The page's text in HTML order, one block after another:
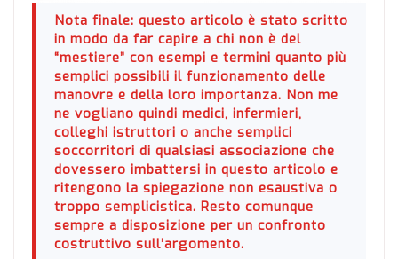
Nota finale: questo articolo è stato scritto
in modo da far capire a chi non è del
“mestiere” con esempi e termini quanto più
semplici possibili il funzionamento delle
manovre e della loro importanza. Non me
ne vogliano quindi medici, infermieri,
colleghi istruttori o anche semplici
soccorritori di qualsiasi associazione che
dovessero imbattersi in questo articolo e
ritengono la spiegazione non esaustiva o
troppo semplicistica. Resto comunque
sempre a disposizione per un confronto
costruttivo sull’argomento.